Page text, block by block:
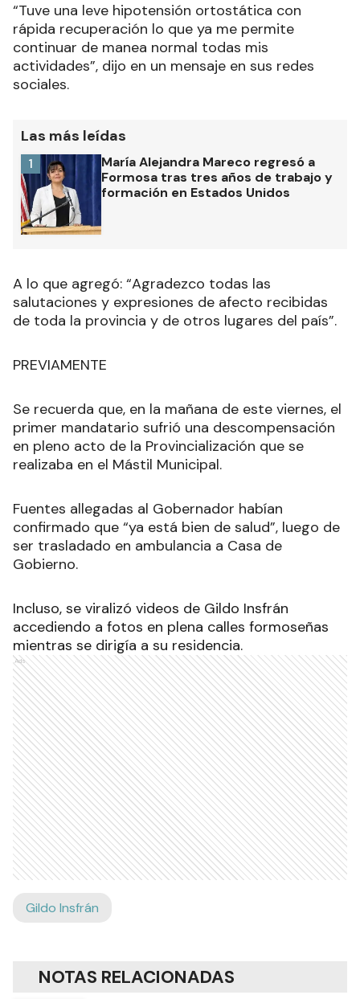
“Tuve una leve hipotensión ortostática con
rápida recuperación lo que ya me permite
continuar de manea normal todas mis
actividades”, dijo en un mensaje en sus redes
sociales.
Las más leídas
María Alejandra Mareco regresó a
Formosa tras tres años de trabajo y
formación en Estados Unidos
1
A lo que agregó: “Agradezco todas las
salutaciones y expresiones de afecto recibidas
de toda la provincia y de otros lugares del país”.
PREVIAMENTE
Se recuerda que, en la mañana de este viernes, el
primer mandatario sufrió una descompensación
en pleno acto de la Provincialización que se
realizaba en el Mástil Municipal.
Fuentes allegadas al Gobernador habían
confirmado que “ya está bien de salud”, luego de
ser trasladado en ambulancia a Casa de
Gobierno.
Incluso, se viralizó videos de Gildo Insfrán
accediendo a fotos en plena calles formoseñas
mientras se dirigía a su residencia.
Ads
Gildo Insfrán
NOTAS RELACIONADAS